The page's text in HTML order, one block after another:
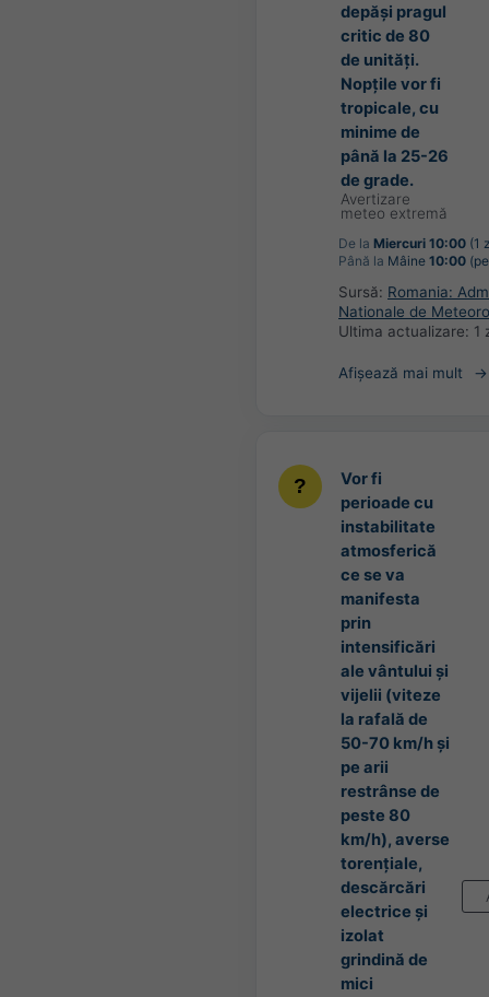
depăși pragul
critic de 80
de unități.
Nopțile vor fi
tropicale, cu
minime de
până la 25-26
de grade.
Avertizare
meteo extremă
De la Miercuri 10:00 (1
Până la Mâine 10:00
Sursă: Romania:
Nationale de
Ultima actualizare: 1
Afișează mai mult
Vor fi
perioade cu
instabilitate
atmosferică
ce se va
manifesta
prin
intensificări
ale vântului și
vijelii (viteze
la rafală de
50-70 km/h și
pe arii
restrânse de
peste 80
km/h), averse
torențiale,
descărcări
electrice și
izolat
grindină de
mici